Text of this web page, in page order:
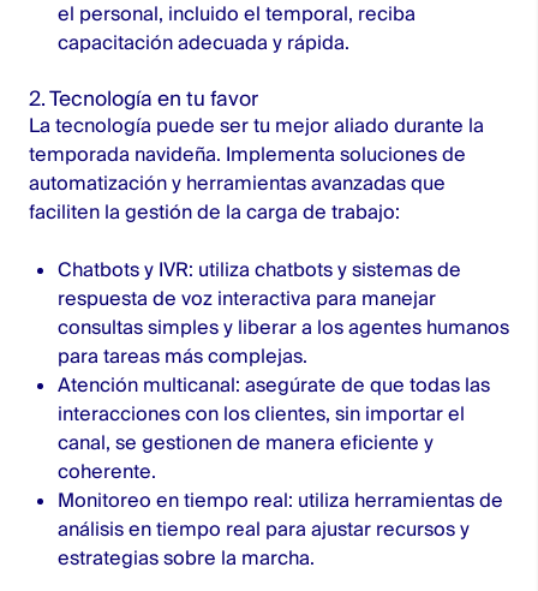
el personal, incluido el temporal, reciba
capacitación adecuada y rápida.
2. Tecnología en tu favor
La tecnología puede ser tu mejor aliado durante la
temporada navideña. Implementa soluciones de
automatización y herramientas avanzadas que
faciliten la gestión de la carga de trabajo:
Chatbots y IVR: utiliza chatbots y sistemas de
respuesta de voz interactiva para manejar
consultas simples y liberar a los agentes humanos
para tareas más complejas.
Atención multicanal: asegúrate de que todas las
interacciones con los clientes, sin importar el
canal, se gestionen de manera eficiente y
coherente.
Monitoreo en tiempo real: utiliza herramientas de
análisis en tiempo real para ajustar recursos y
estrategias sobre la marcha.